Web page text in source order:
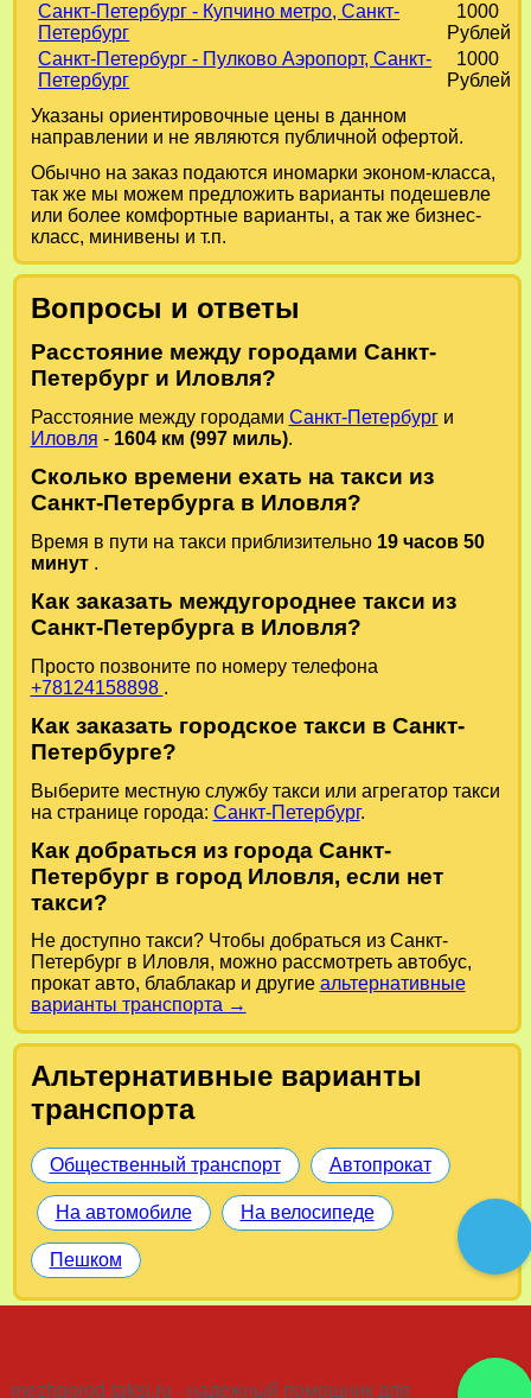
Санкт-Петербург - Купчино метро, Санкт-
Петербург
1000
Рублей
Санкт-Петербург - Пулково Аэропорт, Санкт-
Петербург
1000
Рублей
Указаны ориентировочные цены в данном
направлении и не являются публичной офертой.
Обычно на заказ подаются иномарки эконом-класса,
так же мы можем предложить варианты подешевле
или более комфортные варианты, а так же бизнес-
класс, минивены и т.п.
Вопросы и ответы
Расстояние между городами Санкт-
Петербург и Иловля?
Расстояние между городами Санкт-Петербурги
Иловля - 1604 км (997 миль).
Сколько времени ехать на такси из
Санкт-Петербурга в Иловля?
Время в пути на такси приблизительно 19 часов 50
минут .
Как заказать междугороднее такси из
Санкт-Петербурга в Иловля?
Просто позвоните по номеру телефона
+78124158898 .
Как заказать городское такси в Санкт-
Петербурге?
Выберите местную службу такси или агрегатор такси
на странице города: Санкт-Петербург.
Как добраться из города Санкт-
Петербург в город Иловля, если нет
такси?
Не доступно такси? Чтобы добраться из Санкт-
Петербург в Иловля, можно рассмотреть автобус,
прокат авто, блаблакар и другие альтернативные
варианты транспорта →
Альтернативные варианты
транспорта
Общественный транспорт Автопрокат
На автомобиле На велосипеде
Пешком
mezhgorod-taksi.ru - надежный помощник для